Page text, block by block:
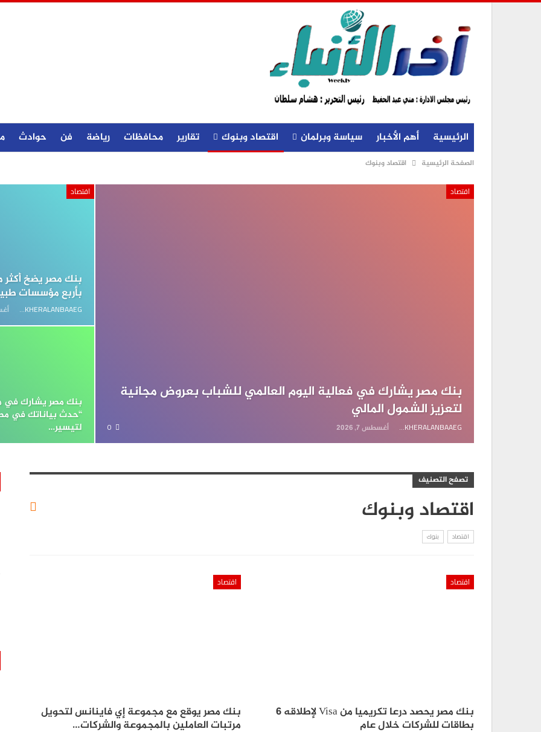
الرئيسية أهم الأخبار سياسة وبرلمان اقتصاد وبنوك تقارير محافظات رياضة فن حوادث
الصفحة الرئيسية اقتصاد وبنوك
اقتصاد
بنك مصر يشارك في فعالية اليوم العالمي للشباب بعروض مجانية
لتعزيز الشمول المالي
AKHERALANBAAEG أغسطس 7, 2026
اقتصاد
بأربع مؤسسات
AKHERALANBAAEG
بنك مصر يشارك في
“حدث بياناتك في
لتيسير…
تصفح التصنيف
اقتصاد وبنوك
اقتصاد بنوك
اقتصاد
بنك مصر يحصد درعا تكريميا من Visa لإطلاقه 6
بطاقات للشركات خلال عام
اقتصاد
بنك مصر يوقع مع مجموعة إي فاينانس لتحويل
مرتبات العاملين بالمجموعة والشركات…
تكليف الدكتور ” محمد زين العابدين ” برئاسة… بنك مصر يشارك في فعالية اليوم العالمي للشباب
بعروض…